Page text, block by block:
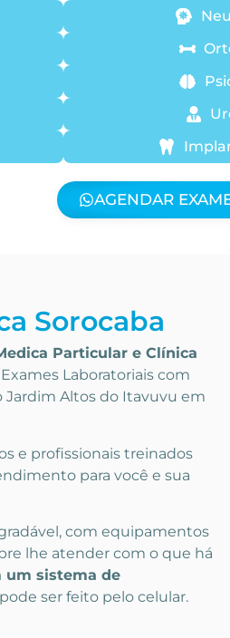
AGENDAR
Sorocaba
Particular e Clínica
Exames Laboratoriais com
Jardim Altos do Itavuvu em
e profissionais treinados
para você e sua
com equipamentos
lhe atender com o que há
um sistema de
ser feito pelo celular.